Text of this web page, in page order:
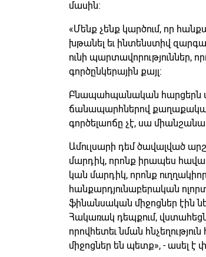
մասին:
«Մենք չենք կարծում, որ
խթանել եւ ինտենստիվ
ունի պարտավորություններ,
գործընկերային քայլ:
Բնապահպանական հարցերն
ճանապարհներով քաղաքական
գործելաոճը չէ, սա
Ամուլսարի դեմ ծավալված
մարդիկ, որոնք իրապես
կան մարդիկ, որոնք
հանքարդյունաբերական
ֆինանսական միջոցներ էին
Հակառակ դեպքում,
որովհետեւ նման
միջոցներ են պետք», - ասել